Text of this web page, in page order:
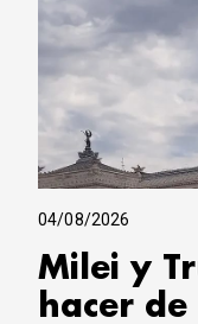
04/08/2026
Milei y
hacer